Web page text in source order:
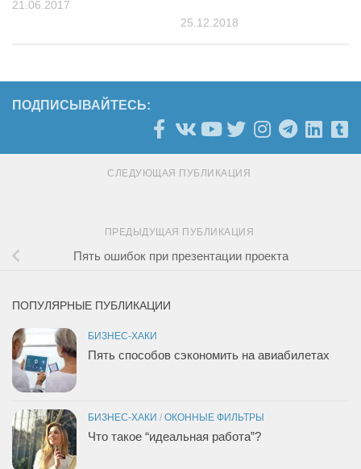
21.06.2017
25.12.2018
ПОДПИСЫВАЙТЕСЬ:
СЛЕДУЮЩАЯ ПУБЛИКАЦИЯ
ПРЕДЫДУЩАЯ ПУБЛИКАЦИЯ
Пять ошибок при презентации проекта
ПОПУЛЯРНЫЕ ПУБЛИКАЦИИ
БИЗНЕС-ХАКИ
Пять способов сэкономить на авиабилетах
БИЗНЕС-ХАКИ / ОКОННЫЕ ФИЛЬТРЫ
Что такое “идеальная работа”?